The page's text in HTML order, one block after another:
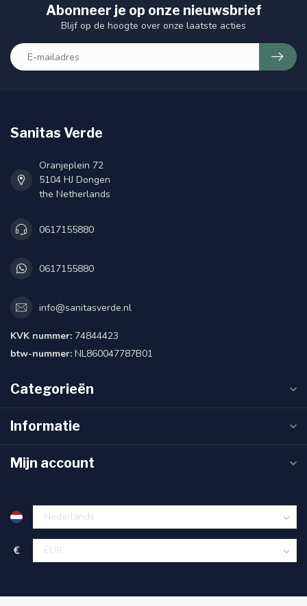
Abonneer je op onze nieuwsbrief
Blijf op de hoogte over onze laatste acties
Sanitas Verde
Oranjeplein 72
5104 HJ Dongen
the Netherlands
0617155880
0617155880
info@sanitasverde.nl
KVK nummer: 74844423
btw-nummer: NL860047787B01
Categorieën
Informatie
Mijn account
€